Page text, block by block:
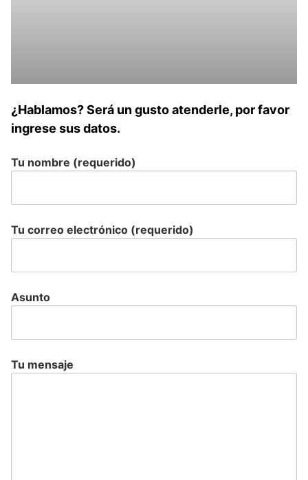
¿Hablamos? Será un gusto atenderle, por favor
ingrese sus datos.
Tu nombre (requerido)
Tu correo electrónico (requerido)
Asunto
Tu mensaje